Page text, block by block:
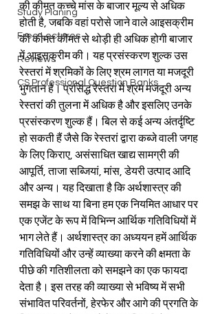
Study Planing
Free Lectures
Reviews
CS Professional Question Banks
की कीमत कच्चे मांस के बाजार मूल्य से अधिक
होती है, जबकि वहां परोसे जाने वाले आइसक्रीम
की कीमत कीमत से थोड़ी ही अधिक होगी बाजार
में आइसक्रीम की। यह प्रसंस्करण शुल्क उस
रेस्तरां में श्रमिकों के लिए श्रम लागत या मजदूरी
भुगतान है। प्रसिद्ध रेस्तरां में श्रम मजदूरी अन्य
रेस्तरां की तुलना में अधिक है और इसलिए उनके
प्रसंस्करण शुल्क हैं। बिल से कई अन्य अंतर्दृष्टि
हो सकती हैं जैसे कि रेस्तरां द्वारा कब्जे वाली जगह
के लिए किराए, असंसाधित खाद्य सामग्री की
आपूर्ति, ताजा सब्जियां, मांस, डेयरी उत्पाद आदि
और अन्य। यह दिखाता है कि अर्थशास्त्र की
समझ के साथ या बिना हम एक नियमित आधार पर
एक एजेंट के रूप में विभिन्न आर्थिक गतिविधियों में
भाग लेते हैं। अर्थशास्त्र का अध्ययन हमें आर्थिक
गतिविधियों और उन्हें व्याख्या करने की क्षमता के
पीछे की गतिशीलता को समझने का एक फायदा
देता है। इस तरह की व्याख्या से भविष्य में सभी
संभावित परिवर्तनों, हेरफेर और आगे की प्रगति के